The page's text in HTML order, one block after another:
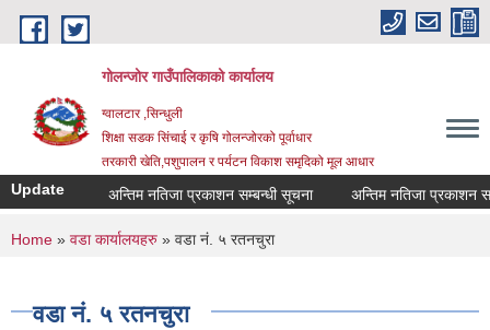
Skip to main content
गोलन्जोर गाउँपालिकाको कार्यालय
ग्वालटार ,सिन्धुली
शिक्षा सडक सिंचाई र कृषि गोलन्जोरको पूर्वाधार
तरकारी खेति,पशुपालन र पर्यटन विकाश समृदिको मूल आधार
Update अन्तिम नतिजा प्रकाशन सम्बन्धी सूचना अन्तिम नतिजा प्रकाशन
You are here
Home » वडा कार्यालयहरु » वडा नं. ५ रतनचुरा
वडा नं. ५ रतनचुरा